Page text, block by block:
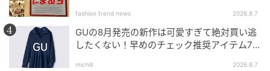
【GLACIER lusso】「フロントレースブラウス」
¥3,980（税込）
フロントのレース使いとタックデザインが、ほんのり
fashion trend news 2026.8.7
GUの8月発売の新作は可愛すぎて絶対買い逃
したくない！早めのチェック推奨アイテム7
michill 2026.8.7